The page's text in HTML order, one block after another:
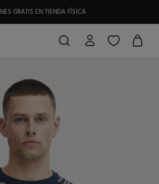
GRATIS EN TIENDA FÍSICA